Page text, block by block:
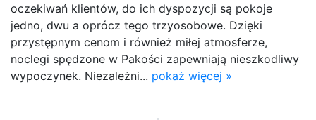
oczekiwań klientów, do ich dyspozycji są pokoje
jedno, dwu a oprócz tego trzyosobowe. Dzięki
przystępnym cenom i również miłej atmosferze,
noclegi spędzone w Pakości zapewniają nieszkodliwy
wypoczynek. Niezależni... pokaż więcej »